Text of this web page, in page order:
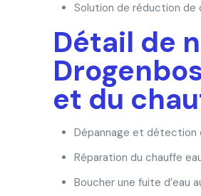
Solution de réduction de
Détail de
et du
Dépannage et détection
Réparation du chauffe
Boucher une fuite d’eau